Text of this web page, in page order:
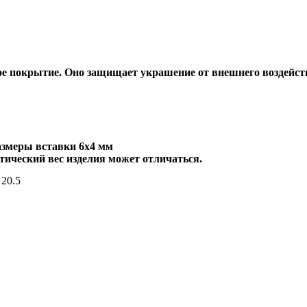
покрытие. Оно защищает украшение от внешнего
вставки 6х4 мм
вес изделия может отличаться.